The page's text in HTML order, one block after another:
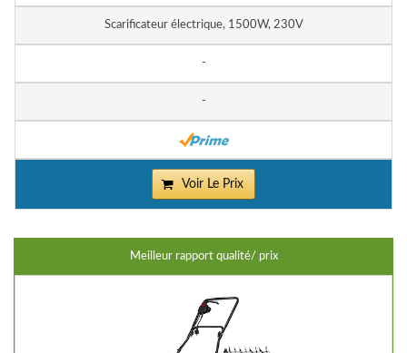
Scarificateur électrique, 1500W, 230V
-
-
Voir Le Prix
Meilleur rapport qualité/ prix